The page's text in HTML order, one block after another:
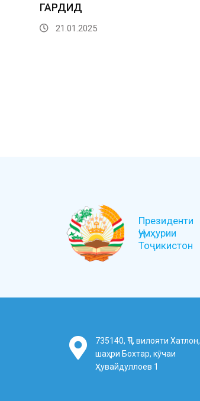
ГАРДИД
21.01.2025
Президенти
Ҷумҳурии
Тоҷикистон
735140, ҶТ, вилояти Хатлон,
шаҳри Бохтар, кӯчаи
Ҳувайдуллоев 1